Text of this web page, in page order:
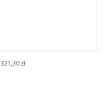
321,30 zł